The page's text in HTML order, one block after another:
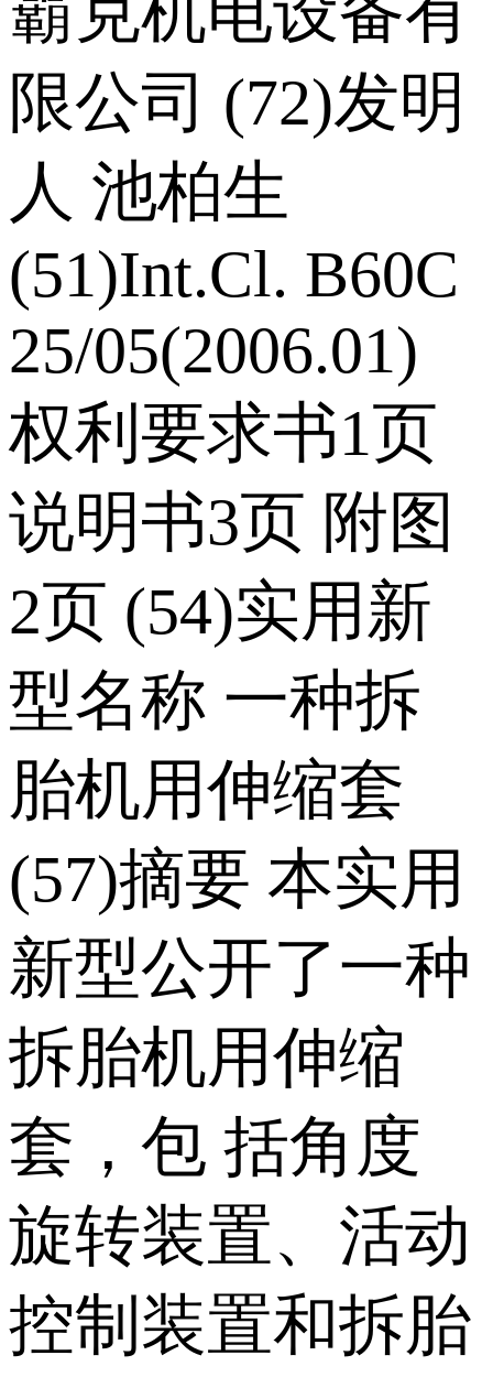
限公司 (72)发明
人 池柏生
(51)Int.Cl. B60C
25/05(2006.01)
权利要求书1页
说明书3页 附图
2页 (54)实用新
型名称 一种拆
胎机用伸缩套
(57)摘要 本实用
新型公开了一种
拆胎机用伸缩
套，包 括角度
旋转装置、活动
控制装置和拆胎